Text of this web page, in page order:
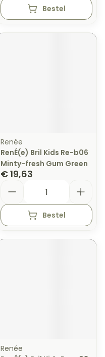
Bestel
Renée
RenÉ(e) Bril Kids Re-b06
Minty-fresh Gum Green
€ 19,63
Bestel
Renée